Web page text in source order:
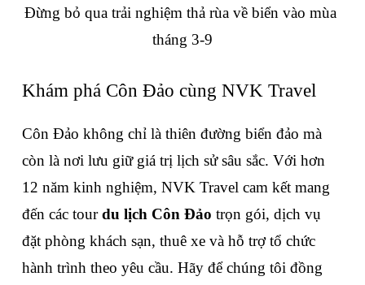
Đừng bỏ qua trải nghiệm thả rùa về biển vào mùa
tháng 3-9
Khám phá Côn Đảo cùng NVK Travel
Côn Đảo không chỉ là thiên đường biển đảo mà
còn là nơi lưu giữ giá trị lịch sử sâu sắc. Với hơn
12 năm kinh nghiệm, NVK Travel cam kết mang
đến các tour du lịch Côn Đảo trọn gói, dịch vụ
đặt phòng khách sạn, thuê xe và hỗ trợ tổ chức
hành trình theo yêu cầu. Hãy để chúng tôi đồng